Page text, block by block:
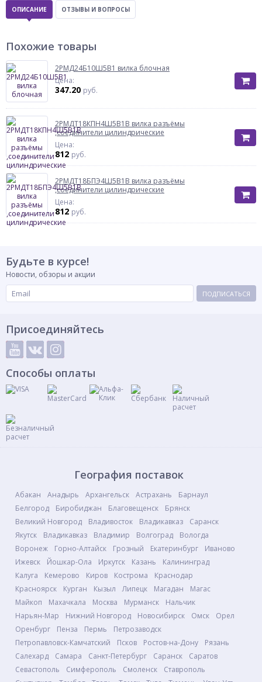
ОПИСАНИЕ ОТЗЫВЫ И ВОПРОСЫ
Похожие товары
2РМД24Б10Ш5В1 вилка блочная
Цена:
347.20 руб.
2РМДТ18КПН4Ш5В1В вилка разъёмы
,соединители цилиндрические
Цена:
812 руб.
2РМДТ18БПЭ4Ш5В1В вилка разъёмы
,соединители цилиндрические
Цена:
812 руб.
Будьте в курсе!
Новости, обзоры и акции
ПОДПИСАТЬСЯ
Присоединяйтесь
Способы оплаты
География поставок
Абакан Анадырь Архангельск Астрахань
Барнаул
Белгород
Биробиджан Благовещенск
Брянск
Великий Новгород
Владивосток Владикавказ
Саранск
Якутск
Владикавказ Владимир Волгоград
Вологда
Воронеж
Горно-Алтайск Грозный Екатеринбург
Иваново
Ижевск
Йошкар-Ола Иркутск Казань
Калининград
Калуга
Кемерово Киров Кострома
Краснодар
Красноярск
Курган Кызыл Липецк Магадан
Магас
Майкоп
Махачкала Москва Мурманск
Нальчик
Нарьян-Мар
Нижний Новгород Новосибирск Омск
Орел
Оренбург
Пенза Пермь
Петрозаводск
Петропавловск-Камчатский
Псков Ростов-на-Дону
Рязань
Салехард
Самара Санкт-Петербург Саранск
Саратов
Севастополь
Симферополь Смоленск
Ставрополь